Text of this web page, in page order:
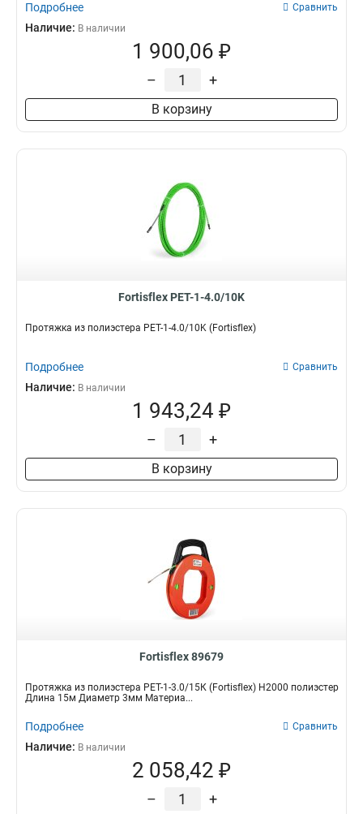
Подробнее Сравнить
Наличие: В наличии
1 900,06 ₽
– +
В корзину
Fortisflex PET-1-4.0/10K
Протяжка из полиэстера PET-1-4.0/10K (Fortisflex)
Подробнее Сравнить
Наличие: В наличии
1 943,24 ₽
– +
В корзину
Fortisflex 89679
Протяжка из полиэстера PET-1-3.0/15К (Fortisflex) Н2000 полиэстер
Длина 15м Диаметр 3мм Материа...
Подробнее Сравнить
Наличие: В наличии
2 058,42 ₽
– +